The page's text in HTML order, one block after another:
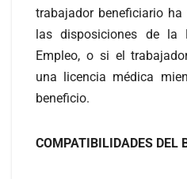
trabajador beneficiario
las disposiciones de la
Empleo, o si el
una licencia médica
beneficio.
COMPATIBILIDADES DEL